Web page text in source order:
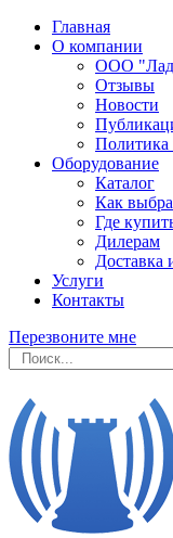
Главная
О компании
ООО
Отзывы
Новости
Политика
Оборудование
Каталог
Как
Где
Дилерам
Доставка
Услуги
Контакты
Перезвоните мне